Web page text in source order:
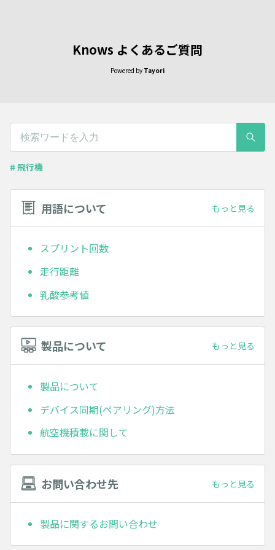
Knows よくあるご質問
Powered by Tayori
# 飛行機
用語について もっと見る
スプリント回数
走行距離
乳酸参考値
製品について もっと見る
製品について
デバイス同期(ペアリング)方法
航空機積載に関して
お問い合わせ先 もっと見る
製品に関するお問い合わせ